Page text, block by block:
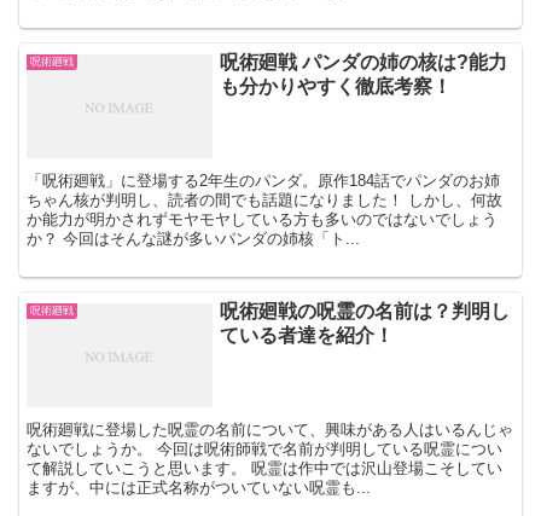
呪術廻戦
呪術廻戦 パンダの姉の核は?能力
も分かりやすく徹底考察！
「呪術廻戦」に登場する2年生のパンダ。原作184話でパンダのお姉
ちゃん核が判明し、読者の間でも話題になりました！ しかし、何故
か能力が明かされずモヤモヤしている方も多いのではないでしょう
か？ 今回はそんな謎が多いパンダの姉核「ト...
呪術廻戦
呪術廻戦の呪霊の名前は？判明し
ている者達を紹介！
呪術廻戦に登場した呪霊の名前について、興味がある人はいるんじゃ
ないでしょうか。 今回は呪術師戦で名前が判明している呪霊につい
て解説していこうと思います。 呪霊は作中では沢山登場こそしてい
ますが、中には正式名称がついていない呪霊も...